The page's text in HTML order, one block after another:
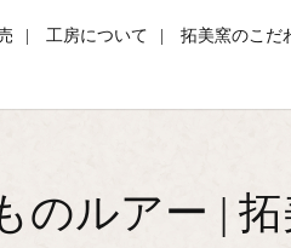
工房について 拓美窯のこだ
のルアー | 拓